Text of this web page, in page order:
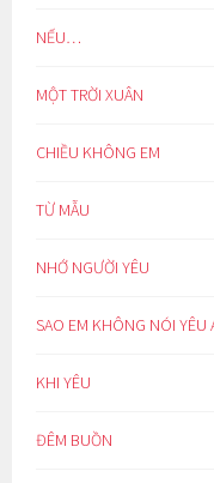
NẾU…
MỘT TRỜI XUÂN
CHIỀU KHÔNG EM
TỪ MẪU
NHỚ NGƯỜI YÊU
SAO EM KHÔNG NÓI YÊU
KHI YÊU
ĐÊM BUỒN